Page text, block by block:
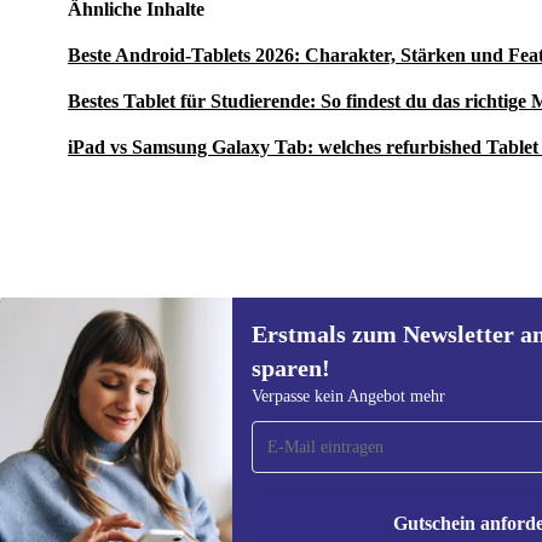
Ähnliche Inhalte
Beste Android-Tablets 2026: Charakter, Stärken und
Bestes Tablet für Studierende: So findest du das richtige
iPad vs Samsung Galaxy Tab: welches refurbished
450,13 €
Erstmals zum Newsletter
sparen!
Verpasse kein Angebot mehr
Gutschein
Erstmals zum Newsletter
anmelden, 15 € sparen!
Verpasse kein Angebot mehr.